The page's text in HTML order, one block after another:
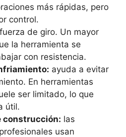
más rápidas, pero
control.
de giro. Un mayor
la herramienta se
con resistencia.
ayuda a evitar
En herramientas
ser limitado, lo que
útil.
construcción: las
usan